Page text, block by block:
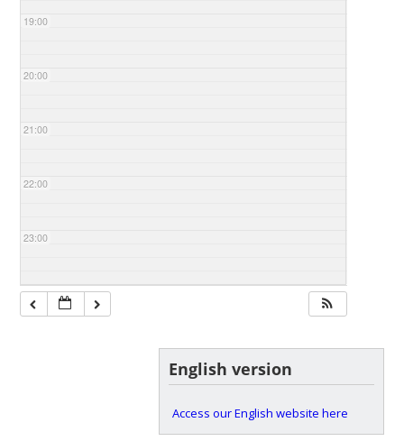
19:00
20:00
21:00
22:00
23:00
English version
Access our English website here